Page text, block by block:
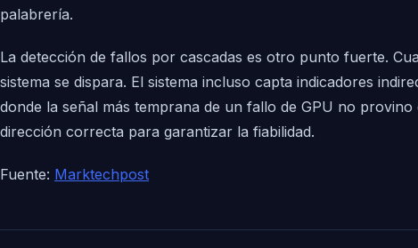
palabrería.
La detección de fallos por cascadas es otro punto fuerte.
sistema se dispara. El sistema incluso capta indicadores
donde la señal más temprana de un fallo de GPU no
dirección correcta para garantizar la fiabilidad.
Fuente: Marktechpost